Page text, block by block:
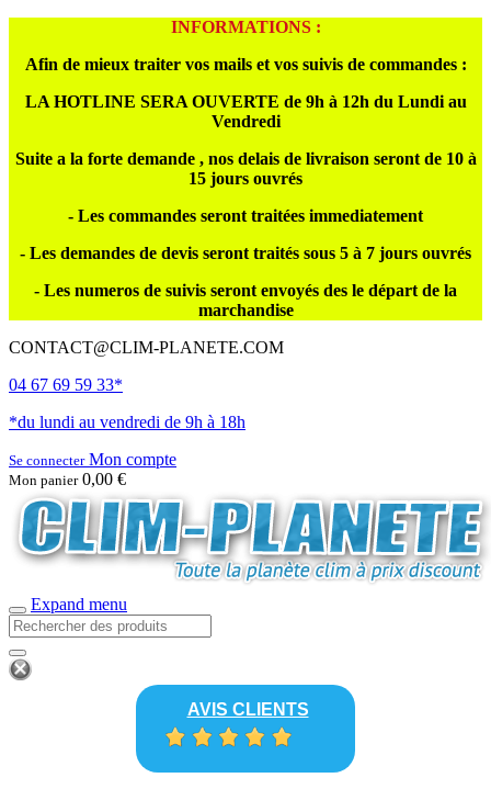
INFORMATIONS :
Afin de mieux traiter vos mails et vos suivis de commandes :
LA HOTLINE SERA OUVERTE de 9h à 12h du Lundi au
Vendredi
Suite a la forte demande , nos delais de livraison seront de 10 à
15 jours ouvrés
- Les commandes seront traitées immediatement
- Les demandes de devis seront traités sous 5 à 7 jours ouvrés
- Les numeros de suivis seront envoyés des le départ de la
marchandise
CONTACT@CLIM-PLANETE.COM
04 67 69 59 33*
*du lundi au vendredi de 9h à 18h
Se connecterMon compte
Mon panier 0,00 €
Expand menu
AVIS CLIENTS